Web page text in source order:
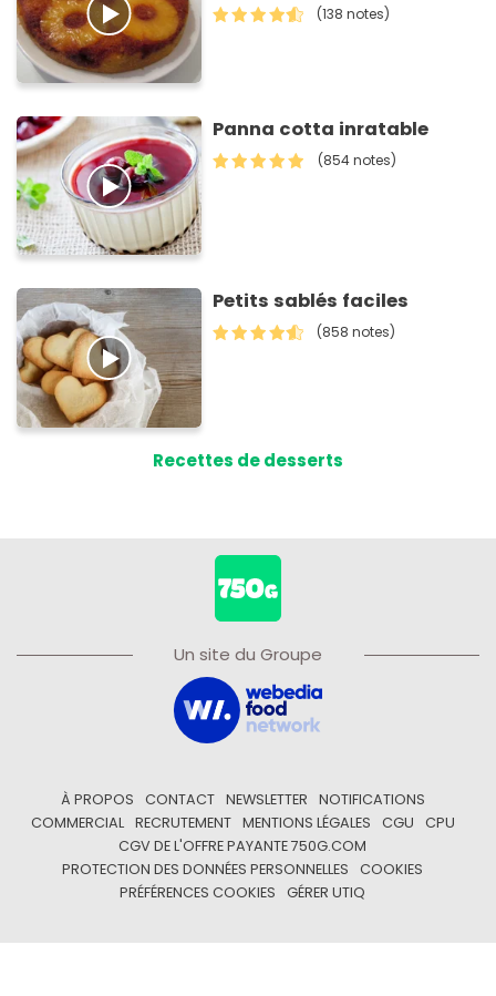
(138 notes)
Panna cotta inratable
(854 notes)
Petits sablés faciles
(858 notes)
Recettes de desserts
Un site du Groupe
À PROPOS CONTACT NEWSLETTER
NOTIFICATIONS
COMMERCIAL
RECRUTEMENT MENTIONS LÉGALES CGU
CPU
CGV DE L'OFFRE PAYANTE 750G.COM
PROTECTION DES DONNÉES PERSONNELLES
COOKIES
PRÉFÉRENCES COOKIES
GÉRER UTIQ